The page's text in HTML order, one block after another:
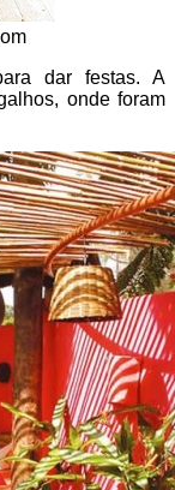
dar festas. A
onde foram